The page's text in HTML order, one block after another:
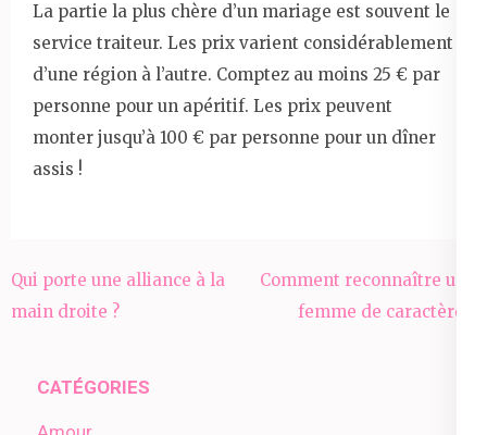
La partie la plus chère d’un mariage est souvent le
service traiteur. Les prix varient considérablement
d’une région à l’autre. Comptez au moins 25 € par
personne pour un apéritif. Les prix peuvent
monter jusqu’à 100 € par personne pour un dîner
assis !
Navigation
de
Qui porte une alliance à la
main droite ?
Comment reconnaître une
femme de caractère ?
CATÉGORIES